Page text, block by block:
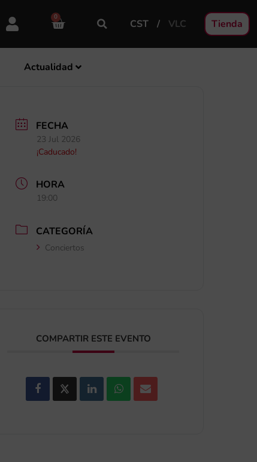
0
CST VLC Tienda
Actualidad
FECHA
23 Jul 2026
¡Caducado!
HORA
19:00
CATEGORÍA
Conciertos
COMPARTIR ESTE EVENTO